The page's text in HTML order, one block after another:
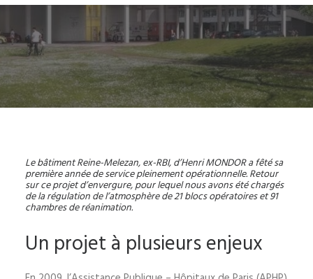
Le bâtiment Reine-Melezan, ex-RBI, d’Henri MONDOR a fêté sa
première année de service pleinement opérationnelle. Retour
sur ce projet d’envergure, pour lequel nous avons été chargés
de la régulation de l’atmosphère de 21 blocs opératoires et 91
chambres de réanimation.
Un projet à plusieurs enjeux